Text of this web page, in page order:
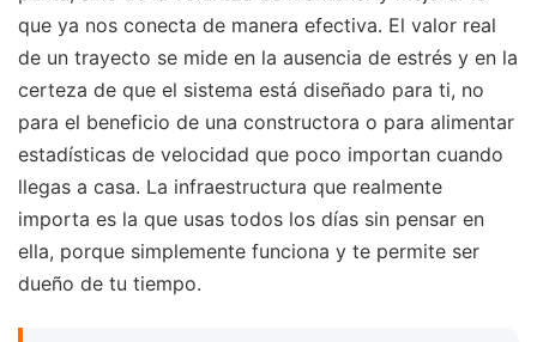
que ya nos conecta de manera efectiva. El valor real
de un trayecto se mide en la ausencia de estrés y en la
certeza de que el sistema está diseñado para ti, no
para el beneficio de una constructora o para alimentar
estadísticas de velocidad que poco importan cuando
llegas a casa. La infraestructura que realmente
importa es la que usas todos los días sin pensar en
ella, porque simplemente funciona y te permite ser
dueño de tu tiempo.